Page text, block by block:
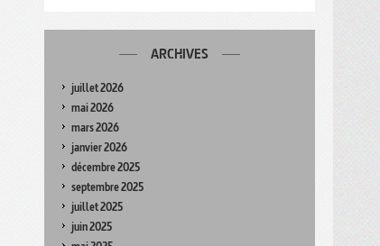
ARCHIVES
juillet 2026
mai 2026
mars 2026
janvier 2026
décembre 2025
septembre 2025
juillet 2025
juin 2025